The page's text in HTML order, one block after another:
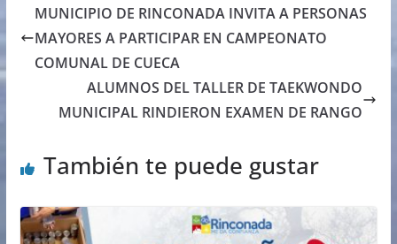
MUNICIPIO DE RINCONADA INVITA A PERSONAS
MAYORES A PARTICIPAR EN CAMPEONATO
COMUNAL DE CUECA
ALUMNOS DEL TALLER DE TAEKWONDO
MUNICIPAL RINDIERON EXAMEN DE RANGO
También te puede gustar